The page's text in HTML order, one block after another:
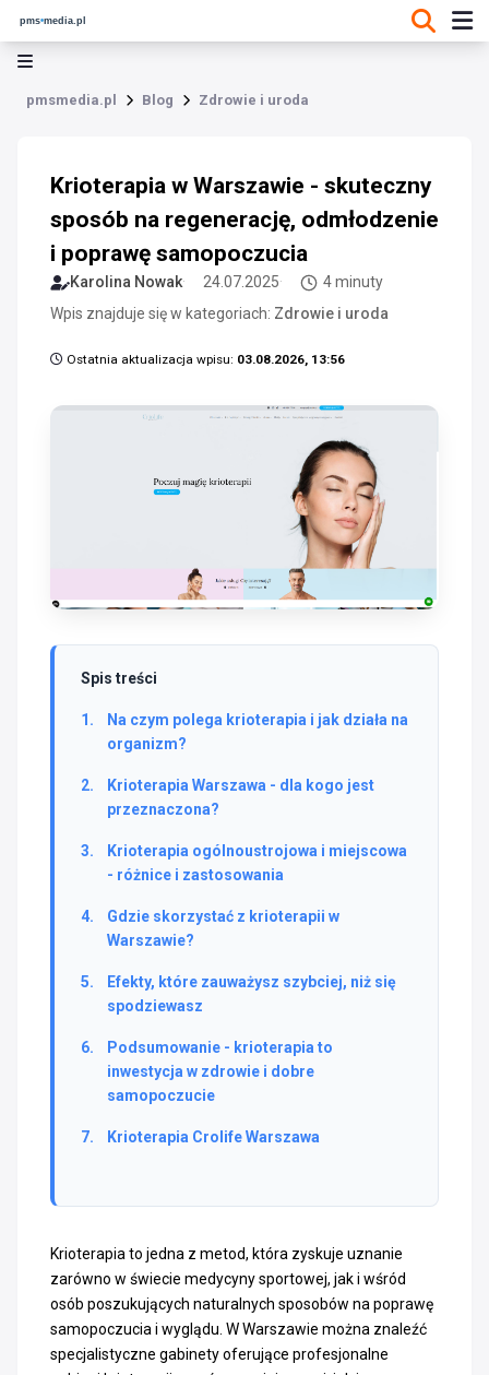
pmsmedia.pl Blog Zdrowie i uroda
Krioterapia w Warszawie - skuteczny
sposób na regenerację, odmłodzenie
i poprawę samopoczucia
Karolina Nowak 24.07.2025
4 minuty
Wpis znajduje się w kategoriach: Zdrowie i uroda
Ostatnia aktualizacja wpisu: 03.08.2026, 13:56
Spis treści
Na czym polega krioterapia i jak działa na
organizm?
Krioterapia Warszawa - dla kogo jest
przeznaczona?
Krioterapia ogólnoustrojowa i miejscowa
- różnice i zastosowania
Gdzie skorzystać z krioterapii w
Warszawie?
Efekty, które zauważysz szybciej, niż się
spodziewasz
Podsumowanie - krioterapia to
inwestycja w zdrowie i dobre
samopoczucie
Krioterapia Crolife Warszawa
Krioterapia to jedna z metod, która zyskuje uznanie
zarówno w świecie medycyny sportowej, jak i wśród
osób poszukujących naturalnych sposobów na poprawę
samopoczucia i wyglądu. W Warszawie można znaleźć
specjalistyczne gabinety oferujące profesjonalne